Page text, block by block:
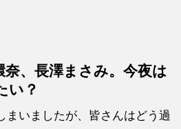
奈、長澤まさみ。今夜は
い？
まいましたが、皆さんはどう過